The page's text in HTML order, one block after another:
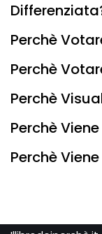
Perchè
Perchè
Perchè
Perchè
Perchè